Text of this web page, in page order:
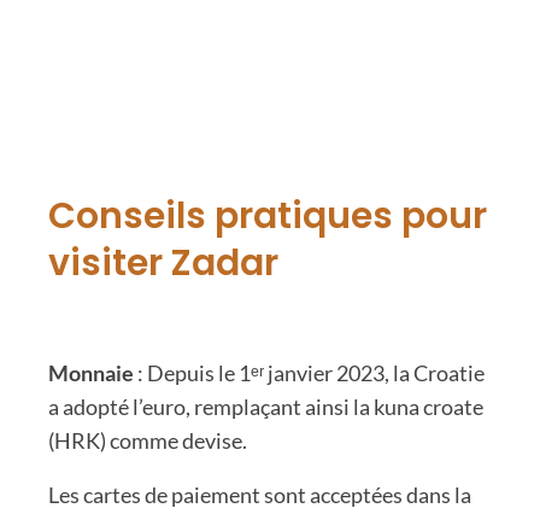
Conseils pratiques pour
visiter Zadar
Monnaie : Depuis le 1ᵉʳ janvier 2023, la Croatie
a adopté l’euro, remplaçant ainsi la kuna croate
(HRK) comme devise.
Les cartes de paiement sont acceptées dans la